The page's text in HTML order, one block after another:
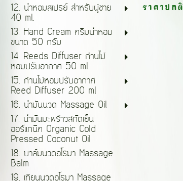
12. น้ำหอมสเปรย์ สำหรับผู้ชาย
40 ml.
13. Hand Cream ครีมน้ำหอม
ขนาด 50 กรัม
14. Reeds Diffuser ก้านไม้
หอมปรับอากาศ 50 ml.
15. ก้านไม้หอมปรับอากาศ
Reed Diffuser 200 ml
16. น้ำมันนวด Massage Oil
17. น้ำมันมะพร้าวสกัดเย็น
ออร์แกนิค Organic Cold
Pressed Coconut Oil
18. บาล์มนวดอโรมา Massage
Balm
19. เทียนนวดอโรมา Massage
ราคาปกติ